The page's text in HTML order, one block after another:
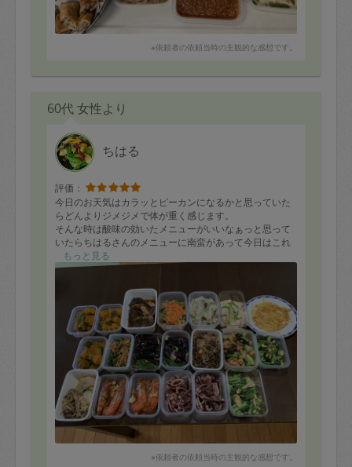
また2週間後、よろしくお願いします。
※依頼者の依頼当時の主観的な感想です。
60代 女性より
ちはる
評価：
今日のお天気はカラッとピーカンになるかと思っていた
らどんよりジメジメで体が重く感じます。
そんな時は酸味の効いたメニューがいいなぁっと思って
いたらちはるさんのメニューに南蛮があって今日はこれ
で決まり‼︎です。本当にちはるさんのメニューは季節感あ
り体に優しくてありがたいです。
もっと見る
※依頼者の依頼当時の主観的な感想です。